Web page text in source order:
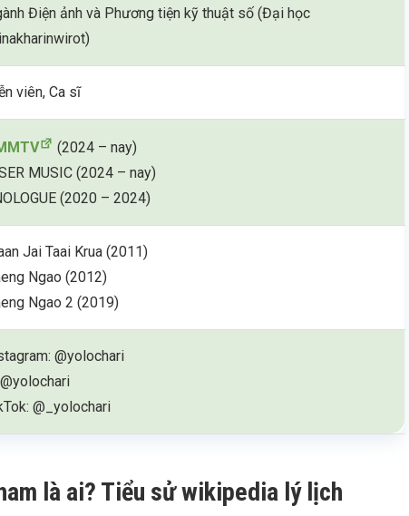
Điện ảnh và Phương tiện kỹ thuật số (Đại học
viên, Ca sĩ
(2024 – nay)
MUSIC (2024 – nay)
(2020 – 2024)
Jai Taai Krua (2011)
Ngao (2012)
Ngao 2 (2019)
@yolochari
@_yolochari
là ai? Tiểu sử wikipedia lý lịch